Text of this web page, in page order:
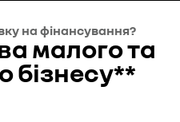
на фінансування?
малого та
бізнесу**